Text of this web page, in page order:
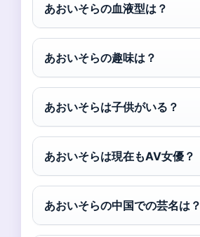
あおいそらの血液型は？
あおいそらの趣味は？
あおいそらは子供がいる？
あおいそらは現在もAV女優？
あおいそらの中国での芸名は？